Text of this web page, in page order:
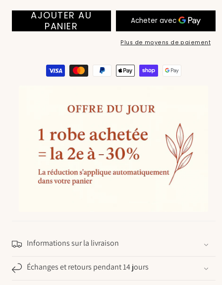
AJOUTER AU
PANIER
Plus de moyens de paiement
Informations sur la livraison
Échanges et retours pendant 14 jours